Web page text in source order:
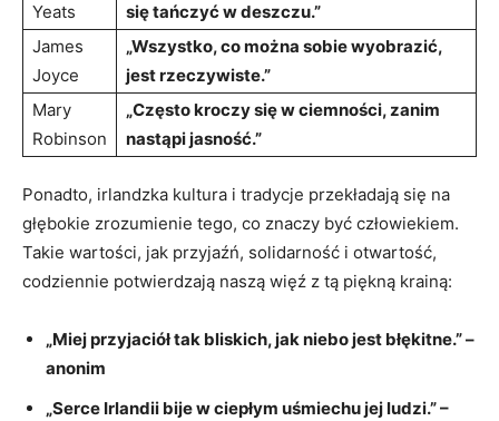
Yeats
się tańczyć w deszczu.”
James
Joyce
„Wszystko, co można sobie wyobrazić,
jest rzeczywiste.”
Mary
Robinson
„Często kroczy się w ciemności, zanim
nastąpi jasność.”
Ponadto, irlandzka kultura i tradycje przekładają się na
głębokie zrozumienie tego, co znaczy być człowiekiem.
Takie wartości, jak przyjaźń, solidarność i otwartość,
codziennie potwierdzają naszą więź z tą piękną krainą:
„Miej przyjaciół tak bliskich, jak niebo jest błękitne.” –
anonim
„Serce Irlandii bije w ciepłym uśmiechu jej ludzi.” –